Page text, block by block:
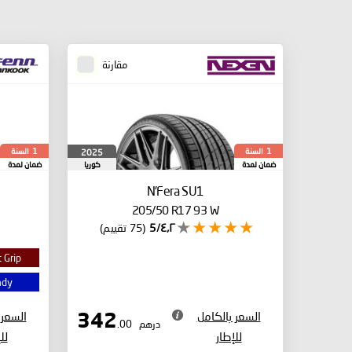
مقارنة
1 السنة
ضمان لمدة
2025
كوريا
N'Fera SU1
205/50 R17 93 W
٤٫٢/5 (75 تقييم)
السعر بالكامل
للإطار
درهم .00
1 السنة
ضمان لمدة
Grip